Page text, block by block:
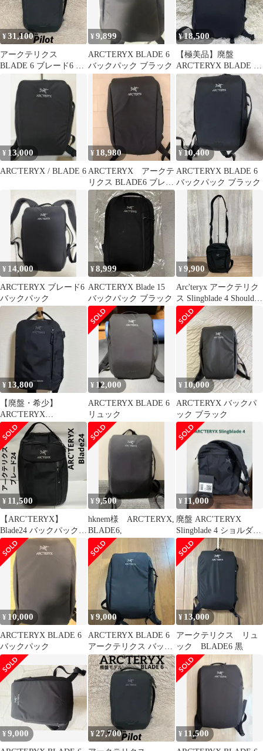
¥31,100
アークテリクス
BLADE 6 ブレード6 グ
レー バックパック リュ
¥9,899
ARC'TERYX BLADE 6
バックパック ブラック
¥18,500
【極美品】廃盤
ARC'TERYX BLADE 6
ビジネス リュック ブラ
¥ 13,000
ARC'TERYX / BLADE 6
¥ 18,980
ARC'TERYX アークテ
リクス BLADE6 ブレー
ド6
¥10,400
ARC'TERYX BLADE 6
バックパック ブラック
¥ 14,000
ARC'TERYX ブレード6
バックパック
¥8,999
ARC'TERYX Blade 15
バックパック ブラック
¥9,900
Arc'teryx アークテリク
ス Slingblade 4 Shoulder
Bag スリングブレード
ショルダーバッグ ブラ
ック 17173 平塚店 衣料
品 U-1
¥ 13,800
【廃盤・希少】
ARC'TERYX
Switchblade スイッチブ
レード
¥ 12,000
ARC'TERYX BLADE 6
リュック
¥ 10,000
ARC'TERYX バックパ
ック ブラック
¥ 11,500
【ARC’TERYX】
Blade24 バックパック
リュック (美品) ブラッ
ク
¥9,500
hknem様 ARC'TERYX,
BLADE6,
¥ 11,000
廃盤 ARC’TERYX
Slingblade 4 ショルダー
バッグ ブラック
¥ 10,000
ARC'TERYX BLADE 6
バックパック
¥9,000
ARC'TERYX BLADE 6
アークテリクス バック
パック
¥ 13,000
アークテリクス リュ
ック BLADE6 黒
¥9,000 ¥27,700 ¥ 11,500